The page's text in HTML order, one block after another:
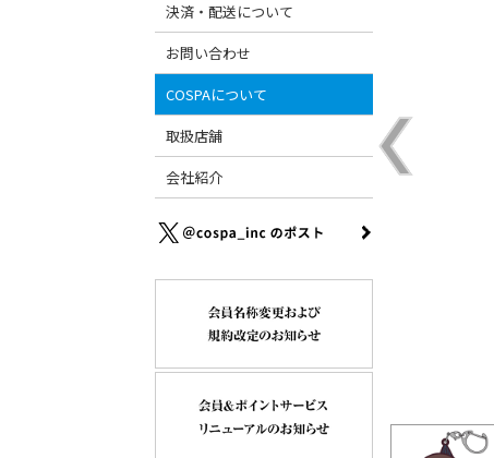
決済・配送について
お問い合わせ
COSPAについて
取扱店舗
会社紹介